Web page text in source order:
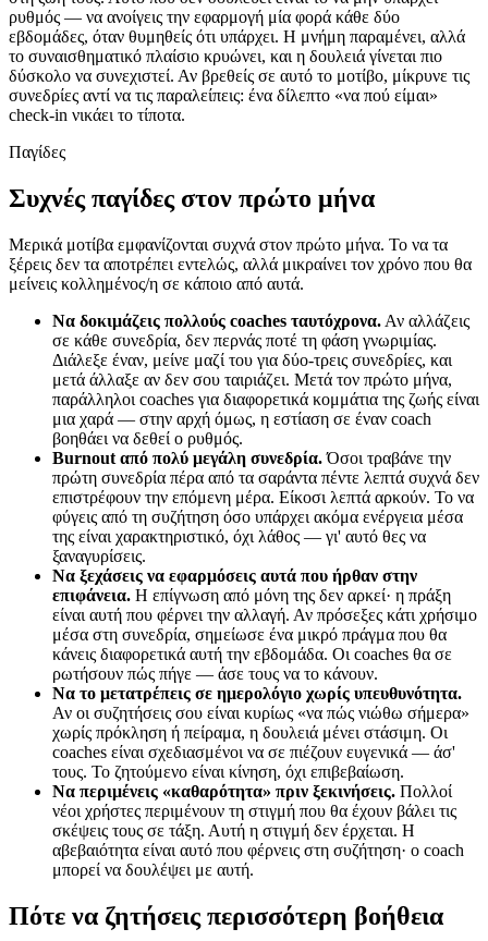
ρυθμός — να ανοίγεις την εφαρμογή μία φορά κάθε δύο
εβδομάδες, όταν θυμηθείς ότι υπάρχει. Η μνήμη παραμένει, αλλά
το συναισθηματικό πλαίσιο κρυώνει, και η δουλειά γίνεται πιο
δύσκολο να συνεχιστεί. Αν βρεθείς σε αυτό το μοτίβο, μίκρυνε τις
συνεδρίες αντί να τις παραλείπεις: ένα δίλεπτο «να πού είμαι»
check-in νικάει το τίποτα.
Παγίδες
Συχνές παγίδες στον πρώτο μήνα
Μερικά μοτίβα εμφανίζονται συχνά στον πρώτο μήνα. Το να τα
ξέρεις δεν τα αποτρέπει εντελώς, αλλά μικραίνει τον χρόνο που θα
μείνεις κολλημένος/η σε κάποιο από αυτά.
Να δοκιμάζεις πολλούς coaches ταυτόχρονα. Αν αλλάζεις
σε κάθε συνεδρία, δεν περνάς ποτέ τη φάση γνωριμίας.
Διάλεξε έναν, μείνε μαζί του για δύο-τρεις συνεδρίες, και
μετά άλλαξε αν δεν σου ταιριάζει. Μετά τον πρώτο μήνα,
παράλληλοι coaches για διαφορετικά κομμάτια της ζωής είναι
μια χαρά — στην αρχή όμως, η εστίαση σε έναν coach
βοηθάει να δεθεί ο ρυθμός.
Burnout από πολύ μεγάλη συνεδρία.Όσοι τραβάνε την
πρώτη συνεδρία πέρα από τα σαράντα πέντε λεπτά συχνά δεν
επιστρέφουν την επόμενη μέρα. Είκοσι λεπτά αρκούν. Το να
φύγεις από τη συζήτηση όσο υπάρχει ακόμα ενέργεια μέσα
της είναι χαρακτηριστικό, όχι λάθος — γι' αυτό θες να
ξαναγυρίσεις.
Να ξεχάσεις να εφαρμόσεις αυτά που ήρθαν στην
επιφάνεια. Η επίγνωση από μόνη της δεν αρκεί· η πράξη
είναι αυτή που φέρνει την αλλαγή. Αν πρόσεξες κάτι χρήσιμο
μέσα στη συνεδρία, σημείωσε ένα μικρό πράγμα που θα
κάνεις διαφορετικά αυτή την εβδομάδα. Οι coaches θα σε
ρωτήσουν πώς πήγε — άσε τους να το κάνουν.
Να το μετατρέπεις σε ημερολόγιο χωρίς υπευθυνότητα.
Αν οι συζητήσεις σου είναι κυρίως «να πώς νιώθω σήμερα»
χωρίς πρόκληση ή πείραμα, η δουλειά μένει στάσιμη. Οι
coaches είναι σχεδιασμένοι να σε πιέζουν ευγενικά — άσ'
τους. Το ζητούμενο είναι κίνηση, όχι επιβεβαίωση.
Να περιμένεις «καθαρότητα» πριν ξεκινήσεις. Πολλοί
νέοι χρήστες περιμένουν τη στιγμή που θα έχουν βάλει τις
σκέψεις τους σε τάξη. Αυτή η στιγμή δεν έρχεται. Η
αβεβαιότητα είναι αυτό που φέρνεις στη συζήτηση· ο coach
μπορεί να δουλέψει με αυτή.
Πότε να ζητήσεις περισσότερη βοήθεια